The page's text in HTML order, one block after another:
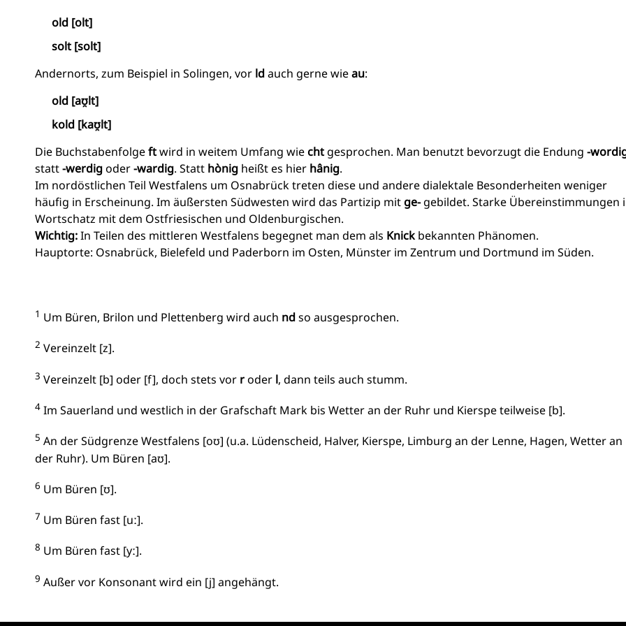
old [olt]
solt [solt]
Andernorts, zum Beispiel in Solingen, vor ldauch gerne wieau:
old [aʊ̯lt]
kold [kaʊ̯lt]
Die Buchstabenfolgeftwird in weitem Umfang wiecht gesprochen. Man benutzt bevorzugt die Endung -
statt-werdigoder-wardig. Statt hònig heißt es hier hânig.
Im nordöstlichen Teil Westfalens um Osnabrück treten diese und andere dialektale Besonderheiten weniger
häufig in Erscheinung. Im äußersten Südwesten wird das Partizip mitge-gebildet. Starke Übereinstimmungen
Wortschatz mit dem Ostfriesischen und Oldenburgischen.
Wichtig:In Teilen des mittleren Westfalens begegnet man dem als Knickbekannten Phänomen.
Hauptorte: Osnabrück, Bielefeld und Paderborn im Osten, Münster im Zentrum und Dortmund im Süden.
1 Um Büren, Brilon und Plettenberg wird auch ndso ausgesprochen.
2 Vereinzelt [z].
3 Vereinzelt [b] oder [f], doch stets vor roder l, dann teils auch stumm.
4 Im Sauerland und westlich in der Grafschaft Mark bis Wetter an der Ruhr und Kierspe teilweise [b].
5 An der Südgrenze Westfalens [oʊ] (u.a. Lüdenscheid, Halver, Kierspe, Limburg an der Lenne, Hagen, Wetter an
der Ruhr). Um Büren [aʊ].
6 Um Büren [ʊ].
7 Um Büren fast [uː].
8 Um Büren fast [yː].
9 Außer vor Konsonant wird ein [j] angehängt.